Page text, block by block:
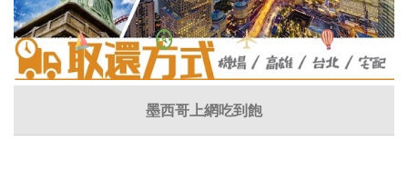
墨西哥上網吃到飽